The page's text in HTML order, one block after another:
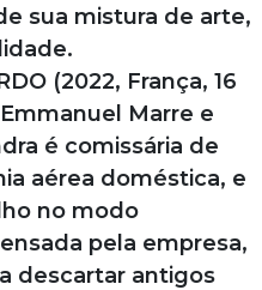
sua mistura de arte,
(2022, França, 16
Marre e
é comissária de
aérea doméstica, e
no modo
pela empresa,
descartar antigos